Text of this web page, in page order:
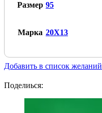
Размер 95
Марка 20Х13
Добавить в список желаний
Поделиься: